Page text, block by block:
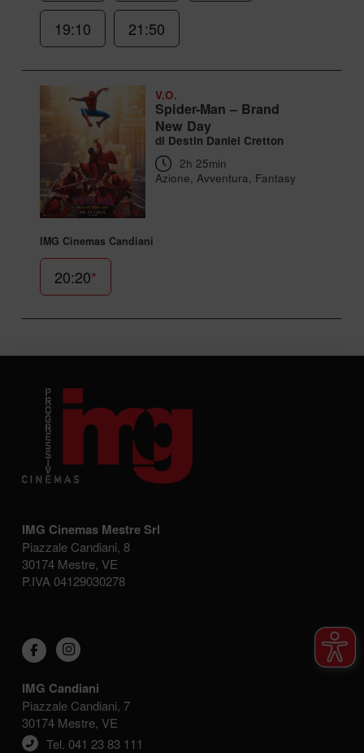
19:10 21:50
V.O.
Spider-Man – Brand
New Day
di Destin Daniel Cretton
2h 25min
Azione, Avventura, Fantasy
IMG Cinemas Candiani
20:20*
IMG Cinemas Mestre Srl
Piazzale Candiani, 8
30174 Mestre, VE
P.IVA 04129030278
IMG Candiani
Piazzale Candiani, 7
30174 Mestre, VE
Tel. 041 23 83 111